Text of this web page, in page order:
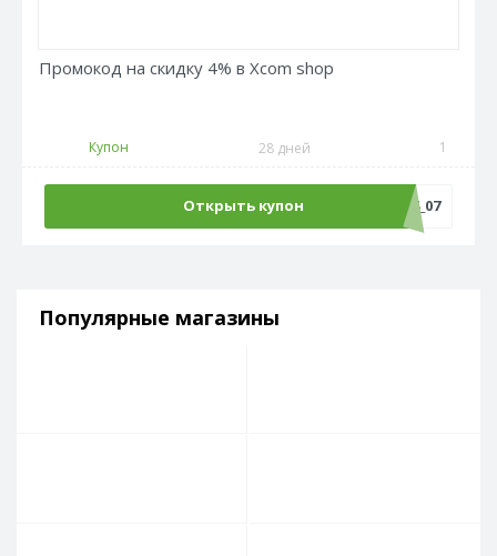
Промокод на скидку 4% в Xcom shop
Купон 28 дней 1
Открыть купон Адмитад_4_07
Популярные магазины